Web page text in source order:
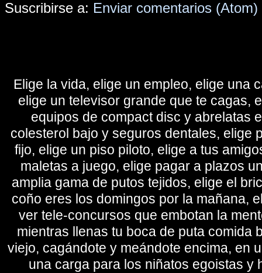
Suscribirse a: Enviar comentarios (Atom)
Elige la vida, elige un empleo, elige una
elige un televisor grande que te cagas,
equipos de compact disc y abrelatas
colesterol bajo y seguros dentales, elige
fijo, elige un piso piloto, elige a tus
maletas a juego, elige pagar a plazos
amplia gama de putos tejidos, elige el
coño eres los domingos por la mañana,
ver tele-concursos que embotan la
mientras llenas tu boca de puta comida
viejo, cagándote y meándote encima, en
una carga para los niñatos egoistas y